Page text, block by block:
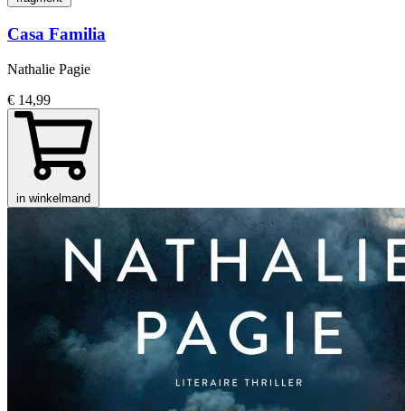
Casa Familia
Nathalie Pagie
€ 14,99
in winkelmand